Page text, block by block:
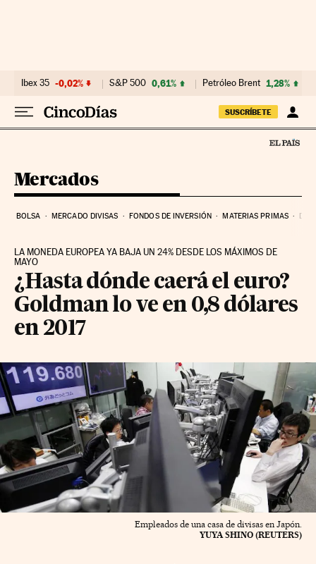
Ibex 35 -0,02% S&P 500 0,61% Petróleo Brent 1,28%
SUSCRÍBETE
Mercados
BOLSA MERCADO DIVISAS FONDOS DE INVERSIÓN MATERIAS PRIMAS
LA MONEDA EUROPEA YA BAJA UN 24% DESDE LOS MÁXIMOS DE
MAYO
¿Hasta dónde caerá el euro?
Goldman lo ve en 0,8 dólares
en 2017
Empleados de una casa de divisas en Japón.
YUYA SHINO (REUTERS)